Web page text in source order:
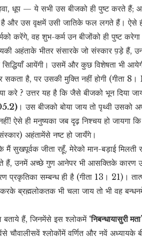
धूप — ये सभी उस बीजको ही पुष्ट करते हैं;
है और उस वृक्षमें उसी जातिके फल लगते हैं। ऐसे
करेंगे, वह शुभ-कर्म उन बीजोंको ही पुष्ट
अहंताके भीतर संसारके जो संस्कार प़ड़े हैं,
आयेंगी। उसमें और कुछ विशेषता भी
है, पर उसकी मुक्ति नहीं होगी (गीता 8।
? उत्तर यह है कि जैसे बीजको भून दिया
। उस बीजको बोया जाय तो पृथ्वी उसको
ऐसे ही मनुष्यका जब दृढ़ निश्चय हो जायगा
अहंतामेंसे नष्ट हो जायँगे।
सुखपूर्वक जीता रहूँ, मेरेको मान-बड़ाई मिलती
हैं, उनमें अच्छे गुण आनेपर भी आसक्तिके कारण
प्रकृतिका सम्बन्ध ही है (गीता 13। 21)।
ब्रह्मलोकतक भी चला जाय तो भी वह
हैं, जिनमेंसे इस श्लोकमें ‘निबन्धायासुरी मता’
चौवालीसवें श्लोकोंमें वर्णित और नवें अध्यायके